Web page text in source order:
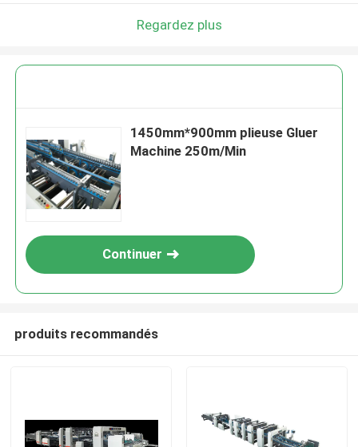
Regardez plus
1450mm*900mm plieuse Gluer
Machine 250m/Min
Continuer
produits recommandés